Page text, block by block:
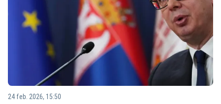
24 feb. 2026, 15:50